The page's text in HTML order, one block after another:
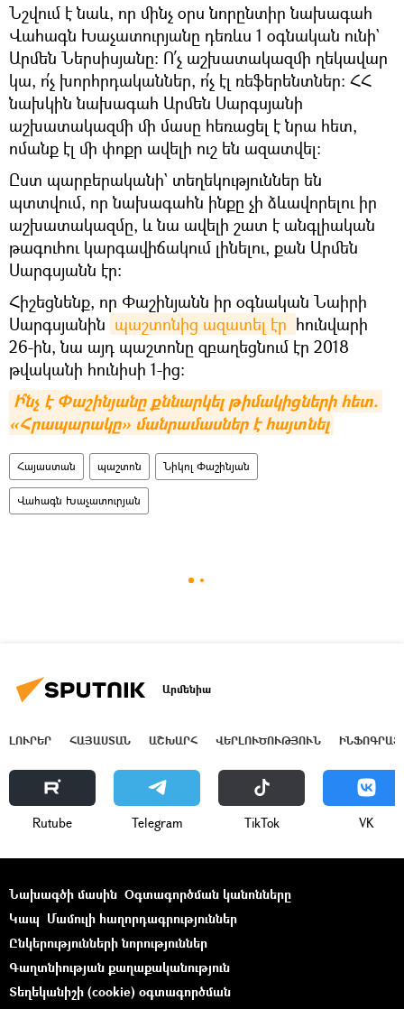
Նշվում է նաև, որ մինչ օրս նորընտիր նախագահ
Վահագն Խաչատուրյանը դեռևս 1 օգնական ունի`
Արմեն Ներսիսյանը։ Ո՛չ աշխատակազմի ղեկավար
կա, ո՛չ խորհրդականներ, ո՛չ էլ ռեֆերենտներ։ ՀՀ
նախկին նախագահ Արմեն Սարգսյանի
աշխատակազմի մի մասը հեռացել է նրա հետ,
ոմանք էլ մի փոքր ավելի ուշ են ազատվել։
Ըստ պարբերականի` տեղեկություններ են
պտտվում, որ նախագահն ինքը չի ձևավորելու իր
աշխատակազմը, և նա ավելի շատ է անգլիական
թագուհու կարգավիճակում լինելու, քան Արմեն
Սարգսյանն էր։
Հիշեցնենք, որ Փաշինյանն իր օգնական Նաիրի
Սարգսյանին պաշտոնից ազատել էր հունվարի
26-ին, նա այդ պաշտոնը զբաղեցնում էր 2018
թվականի հունիսի 1-ից։
Ի՞նչ է Փաշինյանը քննարկել թիմակիցների հետ.
«Հրապարակը» մանրամասներ է հայտնել
Հայաստան պաշտոն Նիկոլ Փաշինյան
Վահագն Խաչատուրյան
Արմենիա
ԼՈՒՐԵՐ ՀԱՅԱՍՏԱՆ ԱՇԽԱՐՀ ՎԵՐԼՈՒԾՈՒԹՅՈՒՆ
Rutube Telegram ТikТоk VK
Նախագծի մասին Օգտագործման կանոնները
Կապ Մամուլի հաղորդագրություններ
Ընկերությունների նորություններ
Գաղտնիության քաղաքականություն
Տեղեկանիշի (cookie) օգտագործման